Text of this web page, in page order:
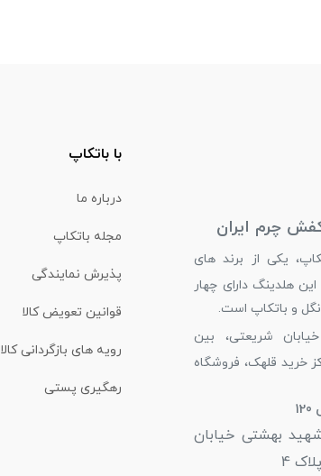
چرم ایران
یکی از برند های
هلدینگ دارای چهار
و باتکاپ است.
خیابان شریعتی، بین
خرید قلهک، فروشگاه
بهشتی خیابان
4
با باتکاپ
درباره ما
مجله باتکاپ
پذیرش نمایندگی
قوانین تعویض کالا
رویه های بازگردانی کالا
رهگیری پستی